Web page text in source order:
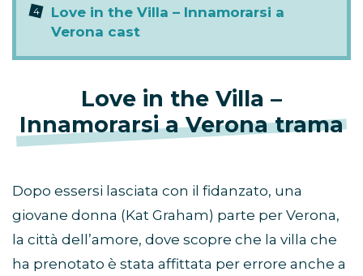
Love in the Villa – Innamorarsi a
Verona cast
Love in the Villa –
Innamorarsi a Verona trama
Dopo essersi lasciata con il fidanzato, una
giovane donna (Kat Graham) parte per Verona,
la città dell’amore, dove scopre che la villa che
ha prenotato è stata affittata per errore anche a